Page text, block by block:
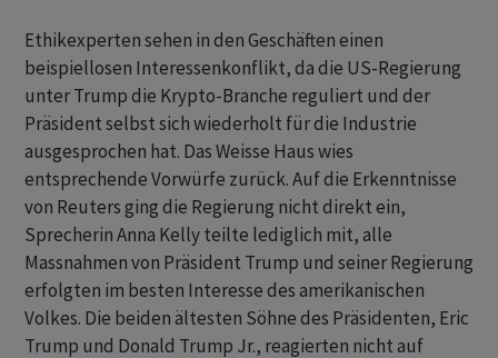
Ethikexperten sehen in den Geschäften einen
beispiellosen Interessenkonflikt, da die ​US-Regierung
unter Trump die Krypto-Branche reguliert ⁠und der
Präsident selbst sich wiederholt für die Industrie
ausgesprochen hat. Das Weisse Haus wies
entsprechende Vorwürfe zurück. Auf die ‌Erkenntnisse
von Reuters ging die Regierung nicht direkt ein,
Sprecherin Anna Kelly teilte lediglich mit, alle
Massnahmen von Präsident Trump und seiner Regierung
erfolgten im besten Interesse des amerikanischen
Volkes. Die beiden ältesten Söhne ‌des Präsidenten, Eric
Trump und Donald Trump Jr., reagierten nicht auf